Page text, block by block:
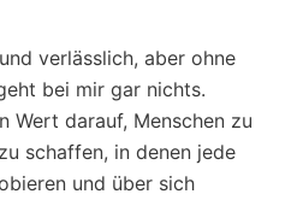
verlässlich, aber ohne
bei mir gar nichts.
Wert darauf, Menschen zu
schaffen, in denen jede
und über sich